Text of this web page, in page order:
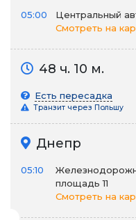
05:00
Центральный
Смотреть на
48 ч. 10 м.
Есть пересадка
Транзит через Польшу
Днепр
05:10
площадь 11
Смотреть на